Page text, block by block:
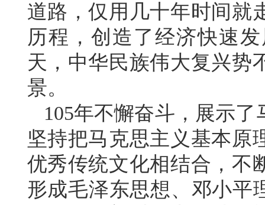
道路，仅用几十年时间就
历程，创造了经济快速
天，中华民族伟大复兴势
景。
105年不懈奋斗，展示
坚持把马克思主义基本原
优秀传统文化相结合，不
形成毛泽东思想、邓小平